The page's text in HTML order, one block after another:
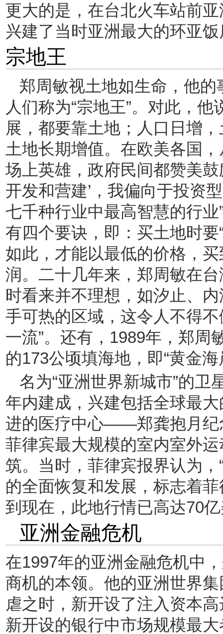
更大的是，在台北火车站前
兴建了当时亚洲最大的环亚
宗地王
郑周敏视土地如生命，他
人们称为“宗地王”。对此，
展，都要靠土地；人口日增
土地长期增值。在欧美各国
场上英雄，政府民间都赞美
开发和营建’，我偏向于投资
七千种行业中最高智慧的行
有四个要诀，即：买土地时要
如此，才能以最低的价格，
润。二十几年来，郑周敏在
时看来并不理想，如汐止、
手可热的区域，这令人不得不
一流”。还有，1989年，郑周
的173公顷填海地，即“黄金
名为“亚洲世界新城市”的
年内建成，兴建包括全球最
进的医疗中心——郑龚抱月纪
菲律宾最大规模的室内室外
筑。当时，菲律宾报界认为
的全面恢复和发展，标志着
到现在，此地行情已高达70
亚洲金融危机
在1997年的亚洲金融危机中
商机的本领。他的亚洲世界
虐之时，新开设了注入资本
新开设的银行中市场规模最